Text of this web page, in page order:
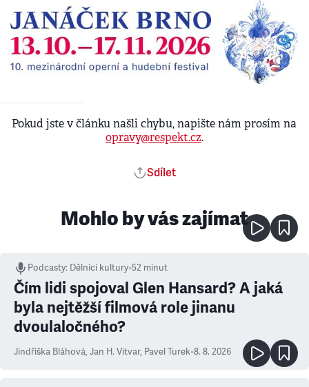
Pokud jste v článku našli chybu, napište nám prosím na
opravy@respekt.cz.
Sdílet
Mohlo by vás zajímat
Podcasty: Dělníci kultury•52 minut
Čím lidi spojoval Glen Hansard? A jaká
byla nejtěžší filmová role jinanu
dvoulaločného?
Jindřiška Bláhová, Jan H. Vitvar, Pavel Turek•8. 8. 2026